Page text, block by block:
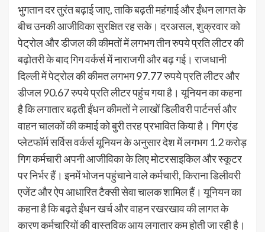
भुगतान दर तुरंत बढ़ाई जाए, ताकि बढ़ती महंगाई और ईंधन लागत के
बीच उनकी आजीविका सुरक्षित रह सके। दरअसल, शुक्रवार को
पेट्रोल और डीजल की कीमतों में लगभग तीन रुपये प्रति लीटर की
बढ़ोतरी के बाद गिग वर्कर्स में नाराजगी और बढ़ गई। राजधानी
दिल्ली में पेट्रोल की कीमत लगभग 97.77 रुपये प्रति लीटर और
डीजल 90.67 रुपये प्रति लीटर पहुंच गया है। यूनियन का कहना
है कि लगातार बढ़ती ईंधन कीमतों ने लाखों डिलीवरी पार्टनर्स और
वाहन चालकों की कमाई को बुरी तरह प्रभावित किया है। गिग एंड
प्लेटफॉर्म सर्विस वर्कर्स यूनियन के अनुसार देश में लगभग 1.2 करोड़
गिग कर्मचारी अपनी आजीविका के लिए मोटरसाइकिल और स्कूटर
पर निर्भर हैं। इनमें भोजन पहुंचाने वाले कर्मचारी, किराना डिलीवरी
एजेंट और ऐप आधारित टैक्सी सेवा चालक शामिल हैं। यूनियन का
कहना है कि बढ़ते ईंधन खर्च और वाहन रखरखाव की लागत के
कारण कर्मचारियों की वास्तविक आय लगातार कम होती जा रही है।